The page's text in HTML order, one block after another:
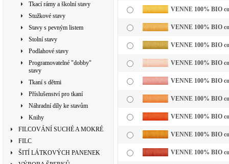
Tkací rámy a školní stavy
Stužkové stavy
Stavy s pevným listem
Stolní stavy
Podlahové stavy
Programovatelné "dobby"
stavy
Tkaní s dětmi
Příslušenství pro tkaní
Náhradní díly ke stavům
Knihy
FILCOVÁNÍ SUCHÉ A MOKRÉ
FILC
ŠITÍ LÁTKOVÝCH PANENEK
VENNE 100% BIO
VENNE 100% BIO
VENNE 100% BIO
VENNE 100% BIO
VENNE 100% BIO
VENNE 100% BIO
VENNE 100% BIO
VENNE 100% BIO
VENNE 100% BIO